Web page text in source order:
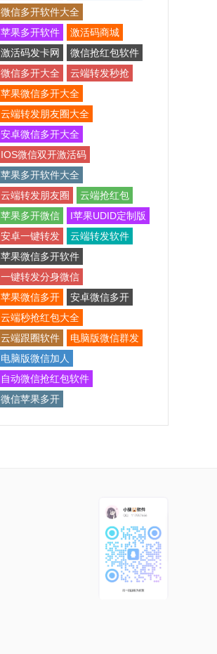
微信多开软件大全
苹果多开软件
激活码商城
激活码发卡网
微信抢红包软件
微信多开大全
云端转发秒抢
苹果微信多开大全
云端转发朋友圈大全
安卓微信多开大全
IOS微信双开激活码
苹果多开软件大全
云端转发朋友圈
云端抢红包
苹果多开微信
I苹果UDID定制版
安卓一键转发
云端转发软件
苹果微信多开软件
一键转发分身微信
苹果微信多开
安卓微信多开
云端秒抢红包大全
云端跟圈软件
电脑版微信群发
电脑版微信加人
自动微信抢红包软件
微信苹果多开